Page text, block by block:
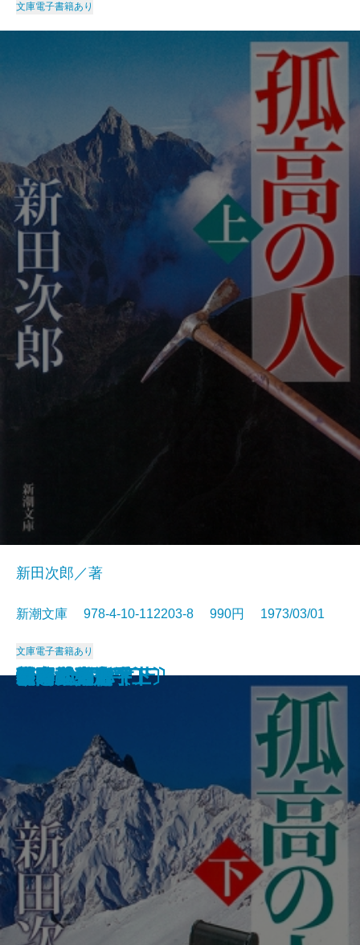
西郷と大久保
惜別
冬の旅
気まぐれ指数
新史 太閤記〔上〕
新史 太閤記〔下〕
塩狩峠
砂の器〔下〕
砂の器〔上〕
文庫電子書籍あり
孤高の人〔上〕
新田次郎／著
新潮文庫 978-4-10-112203-8 990円 1973/03/01
文庫電子書籍あり
孤高の人〔下〕
山本五十六〔上〕
山本五十六〔下〕
谷間の百合
時間の習俗
二十世紀旗手
額田女王
影の地帯
グッド・バイ
ひとごろし